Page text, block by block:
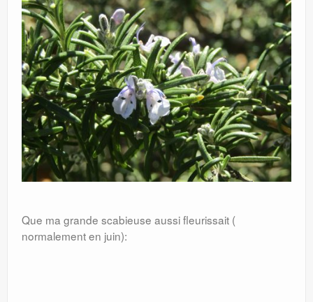
Que ma grande scabieuse aussi fleurissait (
normalement en juin):